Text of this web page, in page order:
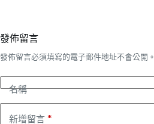
發佈留言
發佈留言必須填寫的電子郵件地址不會公開。
名稱
新增留言 *